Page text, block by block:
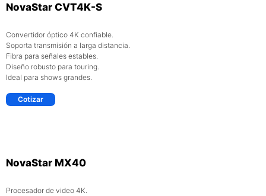
NovaStar CVT4K-S
Convertidor óptico 4K confiable.
Soporta transmisión a larga distancia.
Fibra para señales estables.
Diseño robusto para touring.
Ideal para shows grandes.
Cotizar
NovaStar MX40
Procesador de video 4K.